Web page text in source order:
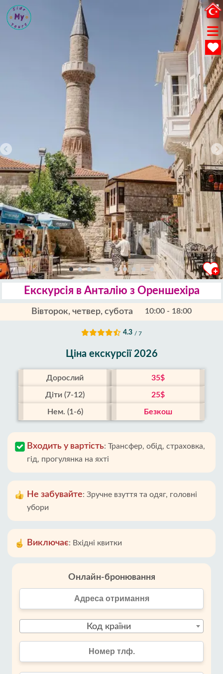
Екскурсія в Анталію з Ореншехіра
Вівторок, четвер, субота 10:00 - 18:00
4.3 / 7
Ціна екскурсії 2026
Дорослий 35$
Діти (7-12) 25$
Нем. (1-6) Безкош
Входить у вартість: Трансфер, обід, страховка,
гід, прогулянка на яхті
Не забувайте: Зручне взуття та одяг, головні
убори
Виключає: Вхідні квитки
Онлайн-бронювання
Код країни